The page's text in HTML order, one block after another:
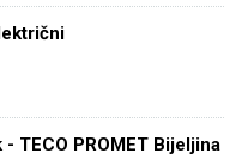
TECO PROMET Bijeljina